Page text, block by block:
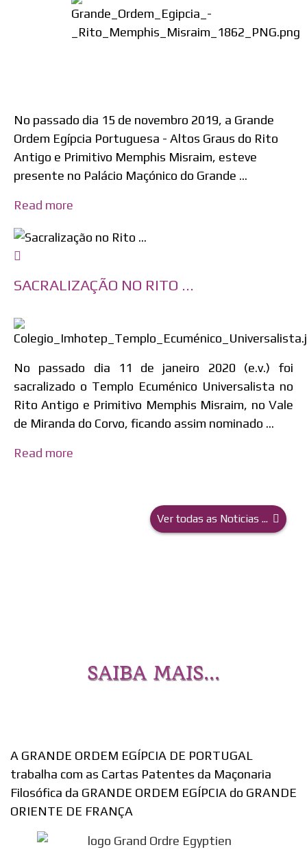
No passado dia 15 de novembro 2019, a Grande
Ordem Egípcia Portuguesa - Altos Graus do Rito
Antigo e Primitivo Memphis Misraim, esteve
presente no Palácio Maçónico do Grande ...
Read more
SACRALIZAÇÃO NO RITO ...
No passado dia 11 de janeiro 2020 (e.v.) foi
sacralizado o Templo Ecuménico Universalista no
Rito Antigo e Primitivo Memphis Misraim, no Vale
de Miranda do Corvo, ficando assim nominado ...
Read more
Ver todas as Noticias ...
SAIBA MAIS...
A GRANDE ORDEM EGÍPCIA DE PORTUGAL
trabalha com as Cartas Patentes da Maçonaria
Filosófica da GRANDE ORDEM EGÍPCIA do GRANDE
ORIENTE DE FRANÇA